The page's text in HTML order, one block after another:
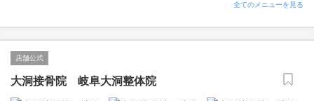
全てのメニューを見る
店舗公式
大洞接骨院 岐阜大洞整体院